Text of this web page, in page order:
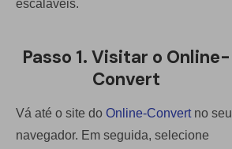
escaláveis.
Passo 1. Visitar o Online-
Convert
Vá até o site do Online-Convertno seu
navegador. Em seguida, selecione